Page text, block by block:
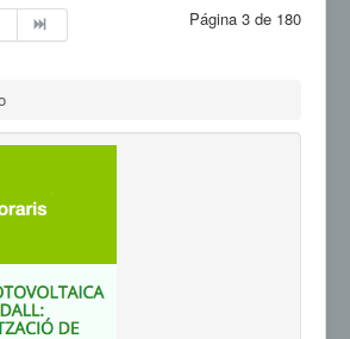
Página 3 de 180